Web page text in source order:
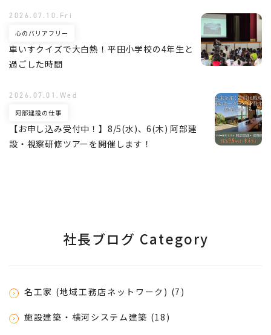
車いすクイズで大白熱！平田小学校の4年生と
過ごした時間
心のバリアフリー
2026.07.10.Fri
【お申し込み受付中！】8/5(水)、6(木) 阿部建
設・視察研修ツアーを開催します！
阿部建設の仕事
2026.07.01.Wed
社長ブログ Category
名工家 (地域工務店ネットワーク) (7)
施設建築・横河システム建築 (18)